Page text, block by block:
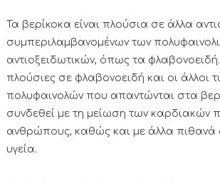
Τα βερίκοκα είναι πλούσια σε άλλα
συμπεριλαμβανομένων των
αντιοξειδωτικών, όπως τα φλαβονοειδή.
πλούσιες σε φλαβονοειδή και οι άλλοι
πολυφαινολών που απαντώνται στα
συνδεθεί με τη μείωση των καρδιακών
ανθρώπους, καθώς και με άλλα πιθανά
υγεία.